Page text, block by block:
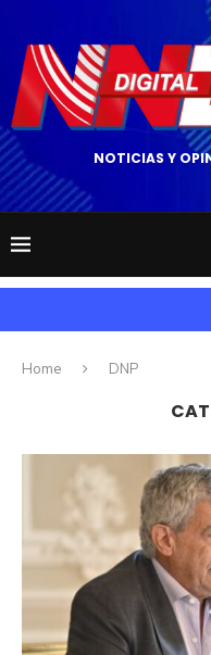
NOTICIAS Y
Home DNP